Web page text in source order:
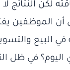
لكن النتائج
أن الموظفين
في البيع
في ظل